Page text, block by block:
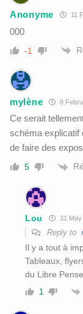
Anonyme 11
000
-1
mylène 8
Ce serait
schéma explicatif
de faire des
5
Lou 31 May
Reply to
Il y a tout à
Tableaux,
du Libre
1